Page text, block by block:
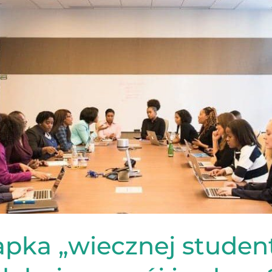
„wiecznej